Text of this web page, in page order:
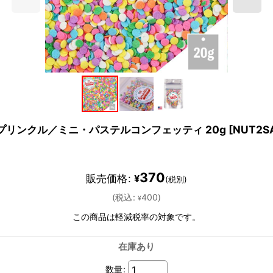
リンクル／ミニ・パステルコンフェッティ 20g [
販売価格: ¥370(税別)
(税込: ¥400)
この商品は軽減税率の対象です。
在庫あり
数量: